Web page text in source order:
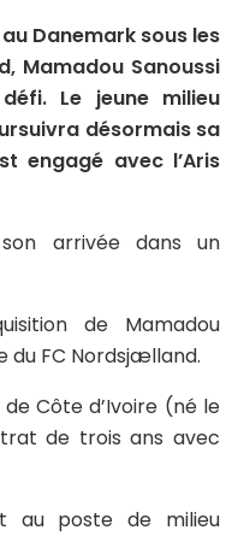
Danemark sous les
Mamadou Sanoussi
Le jeune milieu
désormais sa
engagé avec l’Aris
arrivée dans un
de Mamadou
du FC Nordsjælland.
Côte d’Ivoire (né le
de trois ans avec
au poste de milieu